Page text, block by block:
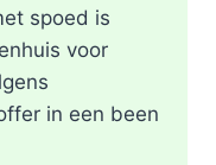
spoed is
voor
in een been